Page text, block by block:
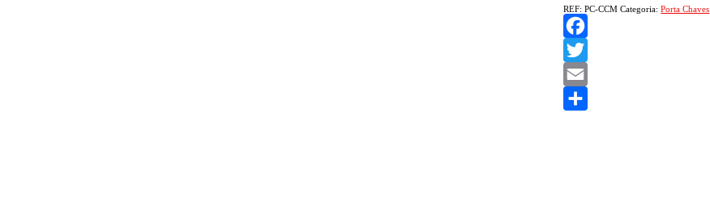
REF:PC-CCM Categoria:Porta Chaves
Facebook
Twitter
Email